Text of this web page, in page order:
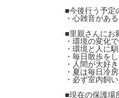
■今後行う予定
・心雑音があ
■里親さんにお
・環境の変化
・環境と人に
・毎日散歩を
・人間が大好
・夏は毎日冷
・必ず室内飼
■現在の保護場